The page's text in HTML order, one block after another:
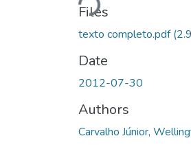
Files
texto completo.pdf
Date
2012-07-30
Authors
Carvalho Júnior,